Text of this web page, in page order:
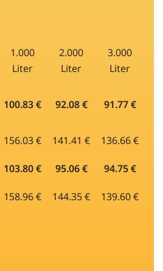
1.000
Liter
2.000
Liter
3.000
Liter
100.83 € 92.08 € 91.77 €
156.03 € 141.41 € 136.66 €
103.80 € 95.06 € 94.75 €
158.96 € 144.35 € 139.60 €